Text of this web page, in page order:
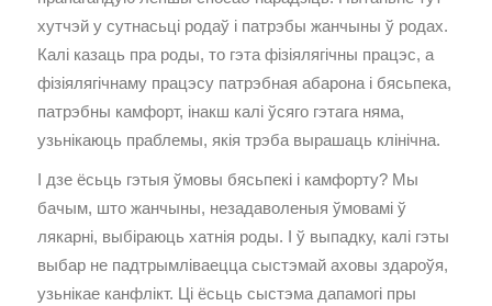
хутчэй у сутнасьці родаў і патрэбы жанчыны ў родах.
Калі казаць пра роды, то гэта фізіялягічны працэс, а
фізіялягічнаму працэсу патрэбная абарона і бясьпека,
патрэбны камфорт, інакш калі ўсяго гэтага няма,
узьнікаюць праблемы, якія трэба вырашаць клінічна.
І дзе ёсьць гэтыя ўмовы бясьпекі і камфорту? Мы
бачым, што жанчыны, незадаволеныя ўмовамі ў
лякарні, выбіраюць хатнія роды. І ў выпадку, калі гэты
выбар не падтрымліваецца сыстэмай аховы здароўя,
узьнікае канфлікт. Ці ёсьць сыстэма дапамогі пры